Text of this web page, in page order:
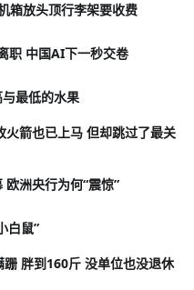
箱放头顶行李架要收费
职 中国AI下一秒交卷
最低的水果
火箭也已上马 但却跳过了最关
洲央行为何“震惊”
白鼠”
胖到160斤 没单位也没退休